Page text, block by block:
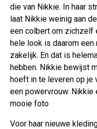
die van Nikkie. In haar
laat Nikkie weinig aan
een colbert om zichzelf
hele look is daarom
zakelijk. En dat is
hebben. Nikkie bewijst
hoeft in te leveren op je
een powervrouw. Nikkie
mooie foto
Voor haar nieuwe